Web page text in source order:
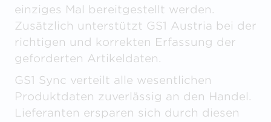
einziges Mal bereitgestellt werden.
Zusätzlich unterstützt GS1 Austria bei der
richtigen und korrekten Erfassung der
geforderten Artikeldaten.
GS1 Sync verteilt alle wesentlichen
Produktdaten zuverlässig an den Handel.
Lieferanten ersparen sich durch diesen